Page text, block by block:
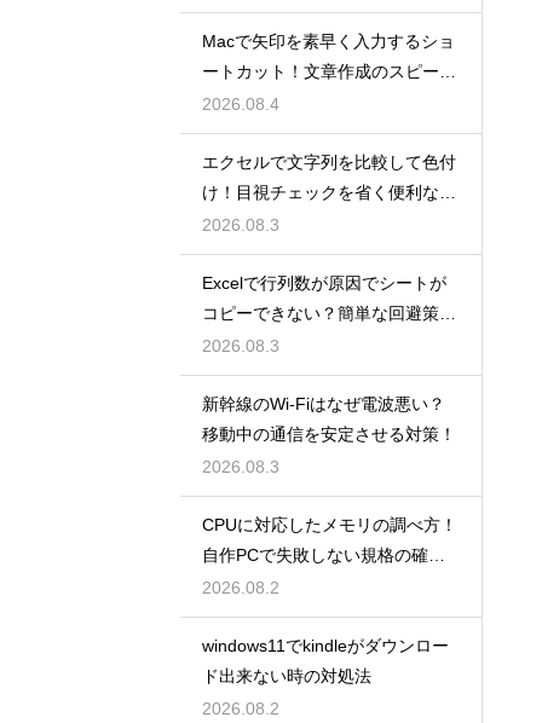
Macで矢印を素早く入力するショ
ートカット！文章作成のスピード
を上げる
2026.08.4
エクセルで文字列を比較して色付
け！目視チェックを省く便利な関
数
2026.08.3
Excelで行列数が原因でシートが
コピーできない？簡単な回避策を
解説
2026.08.3
新幹線のWi-Fiはなぜ電波悪い？
移動中の通信を安定させる対策！
2026.08.3
CPUに対応したメモリの調べ方！
自作PCで失敗しない規格の確認
手順
2026.08.2
windows11でkindleがダウンロー
ド出来ない時の対処法
2026.08.2